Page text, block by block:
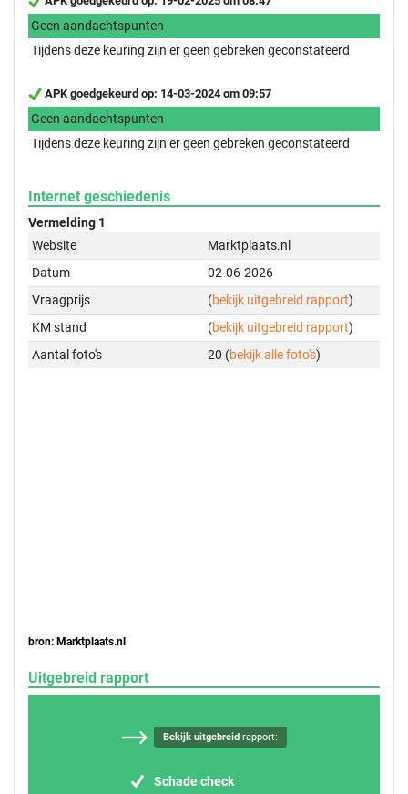
Geen aandachtspunten
Tijdens deze keuring zijn er geen gebreken geconstateerd
APK goedgekeurd op: 14-03-2024 om 09:57
Geen aandachtspunten
Tijdens deze keuring zijn er geen gebreken geconstateerd
Internet geschiedenis
Vermelding 1
Website
Marktplaats.nl
Datum
02-06-2026
Vraagprijs
(bekijk uitgebreid rapport)
KM stand
(bekijk uitgebreid rapport)
Aantal foto's
20 (bekijk alle foto's)
bron: Marktplaats.nl
Uitgebreid rapport
Bekijk uitgebreidrapport:
Schade check